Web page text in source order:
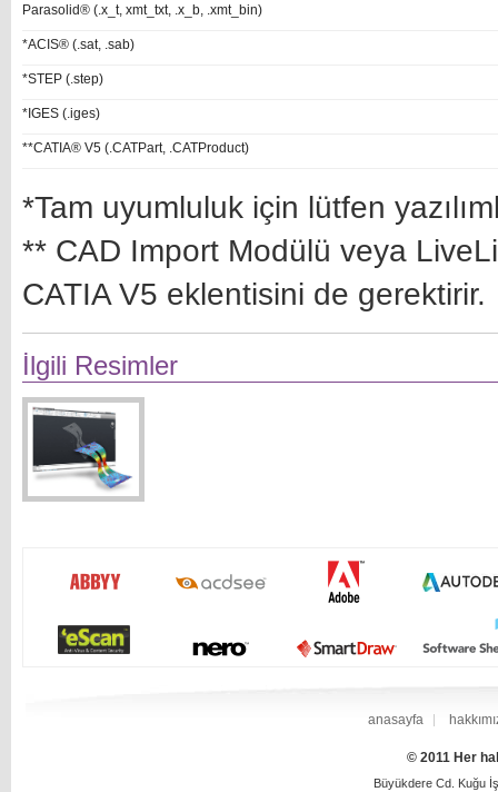
Parasolid® (.x_t, xmt_txt, .x_b, .xmt_bin)
*ACIS® (.sat, .sab)
*STEP (.step)
*IGES (.iges)
**CATIA® V5 (.CATPart, .CATProduct)
*Tam uyumluluk için lütfen
** CAD Import Modülü veya
CATIA V5 eklentisini de gerektirir.
İlgili Resimler
anasayfa
© 2011 Her
Büyükdere Cd. Kuğu